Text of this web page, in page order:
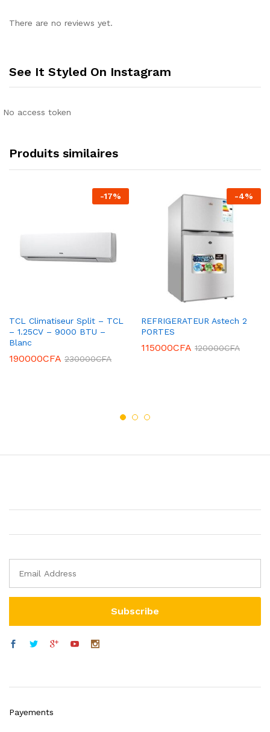
There are no reviews yet.
See It Styled On Instagram
No access token
Produits similaires
-17%
TCL Climatiseur Split – TCL
– 1.25CV – 9000 BTU –
Blanc
190000CFA 230000CFA
-4%
REFRIGERATEUR Astech 2
PORTES
115000CFA 120000CFA
Payements